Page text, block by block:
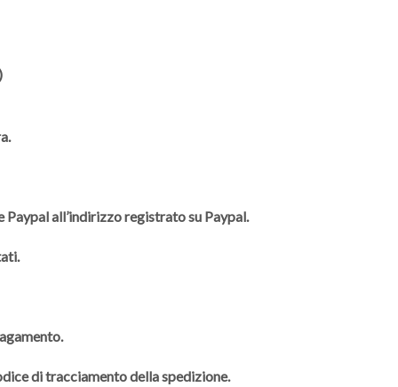
Paypal all’indirizzo registrato su Paypal.
di tracciamento della spedizione.